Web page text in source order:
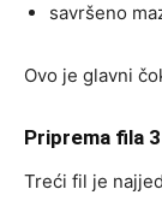
savršeno
Ovo je glavni
Priprema fila
Treći fil je